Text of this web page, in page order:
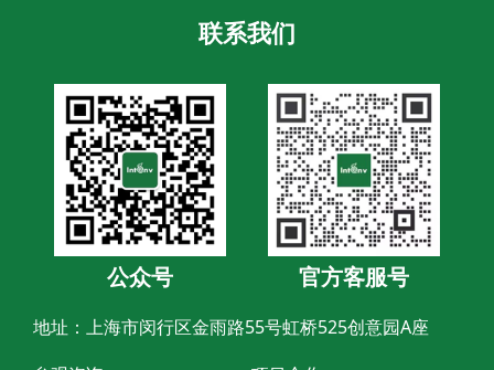
联系我们
公众号 官方客服号
地址：上海市闵行区金雨路55号虹桥525创意园A座